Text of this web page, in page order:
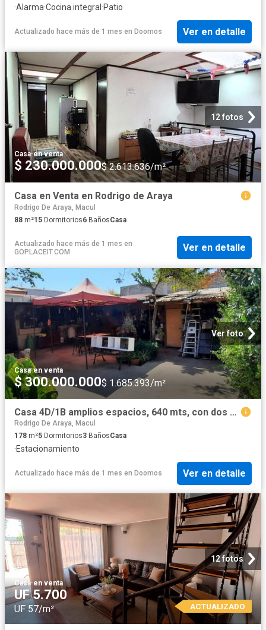
·Alarma·Cocina integral ·Patio
Actualizado hace más de 1 mes en Doomos Ver en detalle
12 fotos
Casa·en venta
$ 230.000.000$ 2.613.636/m²
Casa en Venta en Rodrigo de Araya
Rodrigo De Araya, Macul
88 m²15 Dormitorios6 BañosCasa
Actualizado hace más de 1 mes en
GOPLACEIT.COM
Ver en detalle
Ver foto
Casa·en venta
$ 300.000.000$ 1.685.393/m²
Casa 4D/1B amplios espacios, 640 mts, con dos casas aisladas adicionales, sector residencial, buena plusvalía
Rodrigo De Araya, Macul
178 m²5 Dormitorios3 BañosCasa
·Estacionamiento
Actualizado hace más de 1 mes en Doomos Ver en detalle
12 fotos
Casa·en venta
UF 5.700
UF 57/m² ACTUALIZADO